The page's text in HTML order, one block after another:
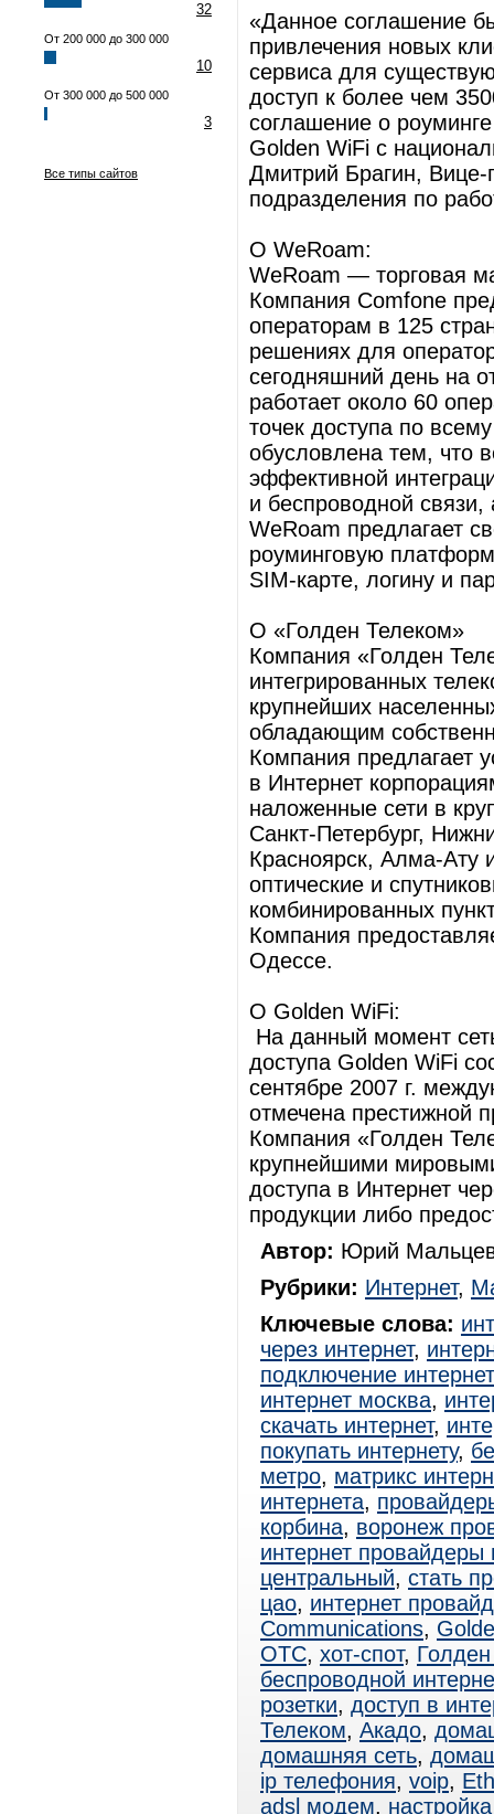
32
От 200 000 до 300 000
10
От 300 000 до 500 000
3
Все типы сайтов
«Данное соглашение
привлечения новых
сервиса для
доступ к более чем
соглашение о
Golden WiFi с
Дмитрий Брагин, Вице-
подразделения по
О WeRoam:
WeRoam — торговая
Компания Comfone
операторам в 125
решениях для
сегодняшний день на
работает около 60
точек доступа по
обусловлена тем, что
эффективной
и беспроводной
WeRoam предлагает
роуминговую
SIM-карте, логину и
О «Голден Телеком»
Компания «Голден
интегрированных
крупнейших
обладающим
Компания предлагает
в Интернет
наложенные сети в
Санкт-Петербург,
Красноярск, Алма-Ату
оптические и
комбинированных
Компания
Одессе.
О Golden WiFi:
На данный момент
доступа Golden WiFi
сентябре 2007 г.
отмечена престижной
Компания «Голден
крупнейшими
доступа в Интернет
продукции либо
Автор: Юрий
Рубрики: Интернет,
Ключевые слова:
через интернет,
подключение
интернет москва,
скачать интернет,
покупать интернету,
метро, матрикс
интернета,
корбина, воронеж
интернет провайдеры
центральный, стать
цао, интернет
Communications,
ОТС, хот-спот,
беспроводной
розетки, доступ в
Телеком, Акадо,
домашняя сеть,
ip телефония, voip,
adsl модем,